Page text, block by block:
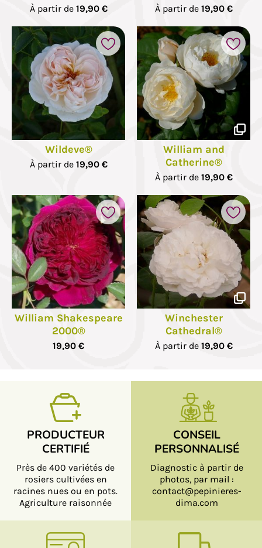
À partir de 19,90 € À partir de 19,90 €
Wildeve®
À partir de 19,90 €
William and
Catherine®
À partir de 19,90 €
William Shakespeare
2000®
19,90 €
Winchester
Cathedral®
À partir de 19,90 €
PRODUCTEUR
CERTIFIÉ
Près de 400 variétés de
rosiers cultivées en
racines nues ou en pots.
Agriculture raisonnée
CONSEIL
PERSONNALISÉ
Diagnostic à partir de
photos, par mail :
contact@pepinieres-
dima.com